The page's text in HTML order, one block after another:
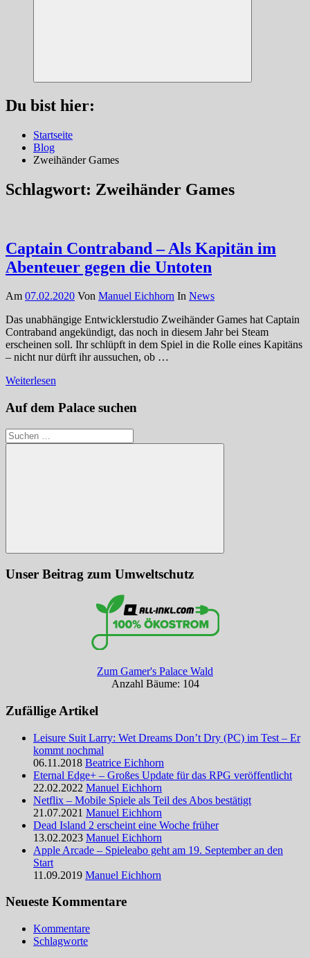
Suchen
Du bist hier:
Startseite
Blog
Zweihänder Games
Schlagwort: Zweihänder Games
Captain Contraband – Als Kapitän im
Abenteuer gegen die Untoten
Am 07.02.2020 Von Manuel Eichhorn In News
Das unabhängige Entwicklerstudio Zweihänder Games hat Captain
Contraband angekündigt, das noch in diesem Jahr bei Steam
erscheinen soll. Ihr schlüpft in dem Spiel in die Rolle eines Kapitäns
– nicht nur dürft ihr aussuchen, ob …
Weiterlesen
Auf dem Palace suchen
Suchen
nach:
Suchen
Unser Beitrag zum Umweltschutz
Zum Gamer's Palace Wald
Anzahl Bäume: 104
Zufällige Artikel
Leisure Suit Larry: Wet Dreams Don’t Dry (PC) im Test – Er
kommt nochmal
06.11.2018 Beatrice Eichhorn
Eternal Edge+ – Großes Update für das RPG veröffentlicht
22.02.2022 Manuel Eichhorn
Netflix – Mobile Spiele als Teil des Abos bestätigt
21.07.2021 Manuel Eichhorn
Dead Island 2 erscheint eine Woche früher
13.02.2023 Manuel Eichhorn
Apple Arcade – Spieleabo geht am 19. September an den
Start
11.09.2019 Manuel Eichhorn
Neueste Kommentare
Kommentare
Schlagworte